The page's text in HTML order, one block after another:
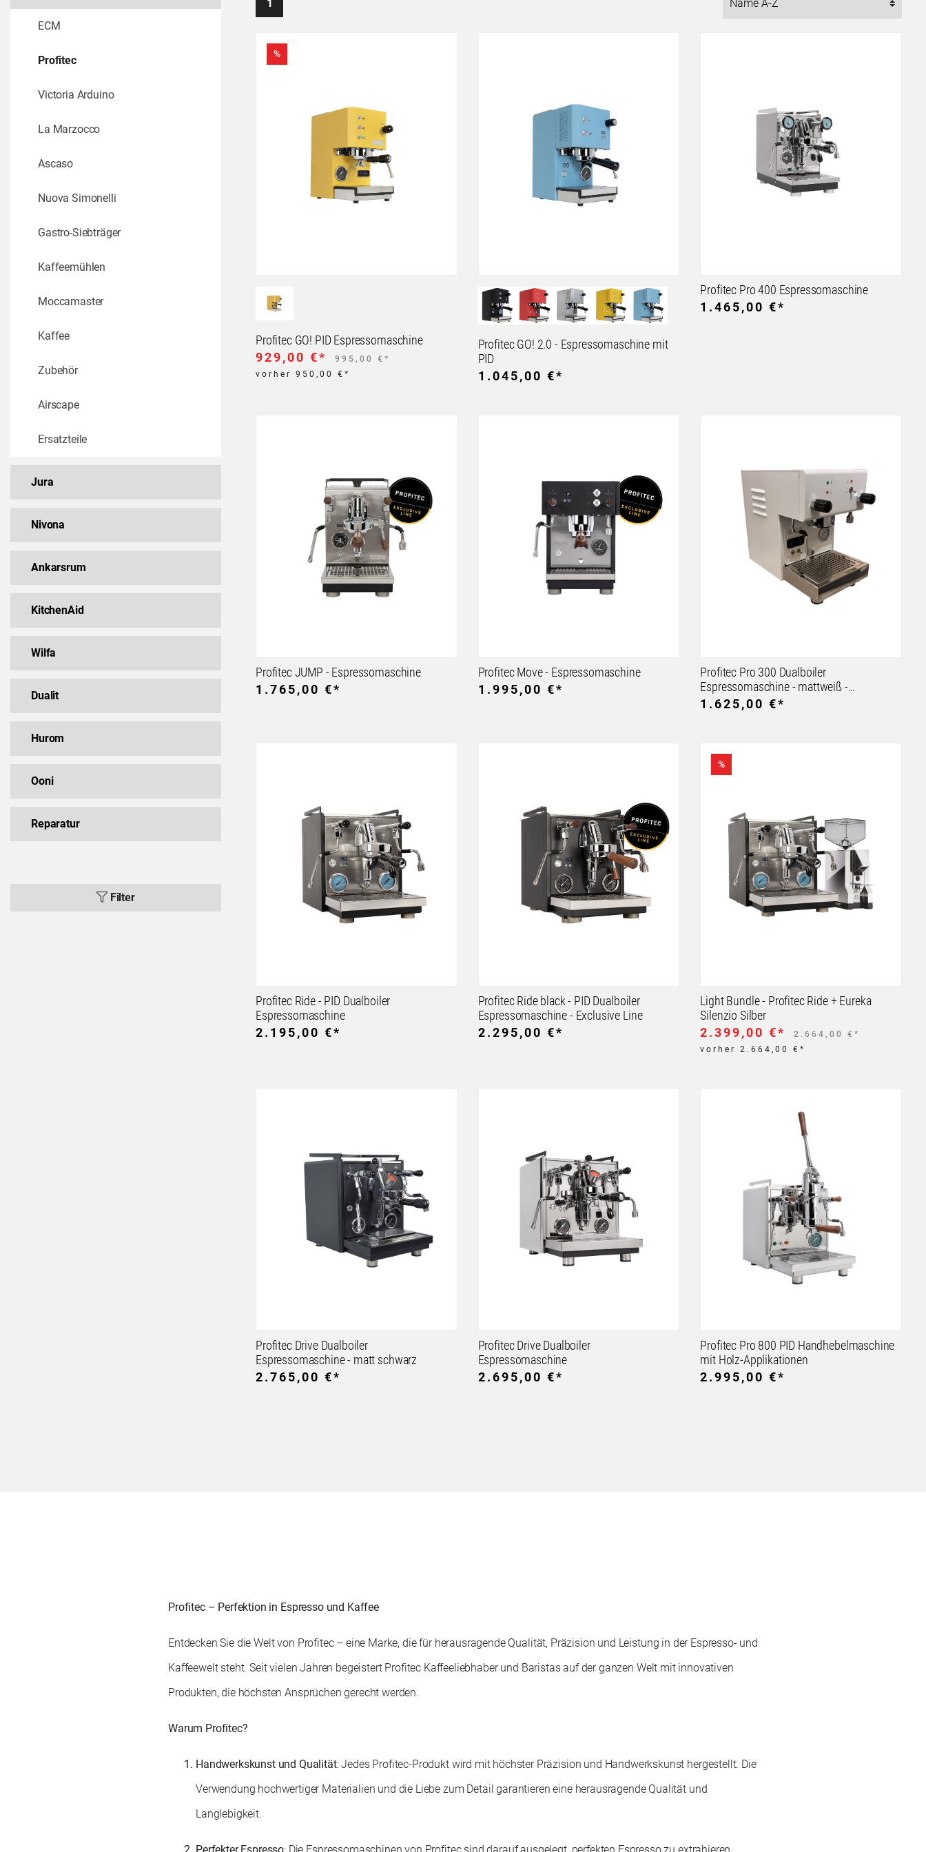
ECM
Profitec
Victoria Arduino
La Marzocco
Ascaso
Nuova Simonelli
Gastro-Siebträger
Kaffeemühlen
Moccamaster
Kaffee
Zubehör
Airscape
Ersatzteile
Jura
Nivona
Ankarsrum
KitchenAid
Wilfa
Dualit
Hurom
Ooni
Reparatur
Filter
1
%
Profitec GO! PID Espressomaschine
929,00 €*
995,00 €*
vorher 950,00 €*
Profitec GO! 2.0 - Espressomaschine mit
PID
1.045,00 €*
Profitec Pro 400 Espressomaschine
1.465,00 €*
Profitec JUMP - Espressomaschine
1.765,00 €*
Profitec Move - Espressomaschine
1.995,00 €*
Profitec Pro 300 Dualboiler
Espressomaschine - mattweiß -
Sonderlinie
1.625,00 €*
Profitec Ride - PID Dualboiler
Espressomaschine
2.195,00 €*
Profitec Ride black - PID Dualboiler
Espressomaschine - Exclusive Line
2.295,00 €*
%
Light Bundle - Profitec Ride + Eureka
Silenzio Silber
2.399,00 €*
2.664,00 €*
vorher 2.664,00 €*
Profitec Drive Dualboiler
Espressomaschine - matt schwarz
2.765,00 €*
Profitec Drive Dualboiler
Espressomaschine
2.695,00 €*
Profitec Pro 800 PID Handhebelmaschine
mit Holz-Applikationen
2.995,00 €*
Profitec – Perfektion in Espresso und Kaffee
Entdecken Sie die Welt von Profitec – eine Marke, die für herausragende Qualität, Präzision und Leistung in der Espresso- und
Kaffeewelt steht. Seit vielen Jahren begeistert Profitec Kaffeeliebhaber und Baristas auf der ganzen Welt mit innovativen
Produkten, die höchsten Ansprüchen gerecht werden.
Warum Profitec?
Handwerkskunst und Qualität: Jedes Profitec-Produkt wird mit höchster Präzision und Handwerkskunst hergestellt. Die
Verwendung hochwertiger Materialien und die Liebe zum Detail garantieren eine herausragende Qualität und
Langlebigkeit.